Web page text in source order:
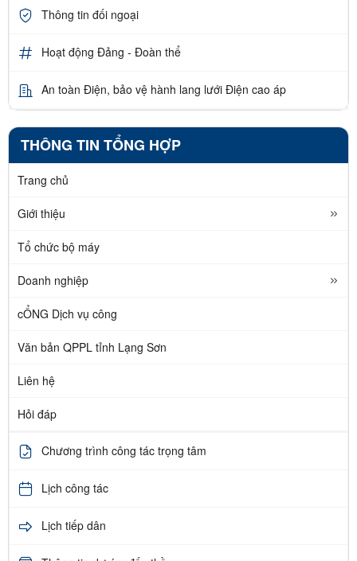
Thông tin đối ngoại
Hoạt động Đảng - Đoàn thể
An toàn Điện, bảo vệ hành lang lưới Điện cao áp
THÔNG TIN TỔNG HỢP
Trang chủ
Giới thiệu
Tổ chức bộ máy
Doanh nghiệp
cỔNG Dịch vụ công
Văn bản QPPL tỉnh Lạng Sơn
Liên hệ
Hỏi đáp
Chương trình công tác trọng tâm
Lịch công tác
Lịch tiếp dân